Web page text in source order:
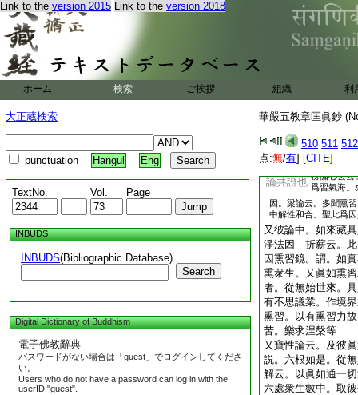
Link to the version 2015 Link to the version 2018
ホーム 検索 ご挨拶 組織 利
大正蔵検索
punctuation Hangul Eng
TextNo. Vol. Page
INBUDS
INBUDS(Bibliographic Database)
Search
Digital Dictionary of Buddhism
電子佛教辭典
パスワードがない場合は「guest」でログインしてくださ
い。
Users who do not have a password can log in with the
userID "guest".
華嚴五教章匡眞鈔
510 511 512
点:無/有] [CITE]
者。彼論云。此聞
爲不同性。乃至此
此識對治種子故。
壞。非不可壞。不
引攝論。云多聞熏
等。此本覺解性。
熏義也。自有縱奪
云。梁論稱解性。
論共證也 楞伽心玄云
爲習氣海。
因。梁論云。多聞熏
中解性和合。聖此爲
又彼論中。如來藏
淨法因 折薪云。此
因熏習鏡。謂。如
熏衆生。又眞如熏
者。從無始世來。
有不思議業。作境
熏習。以有熏習力
苦。樂求涅槃等
又寶性論云。及彼
説。六根如是。從
解云。以眞如通一
六處衆生數中。取